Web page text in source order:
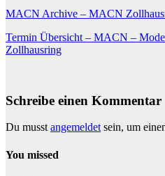
MACN Archive – MACN
Termin Übersicht – MACN –
Zollhausring
Schreibe einen Kommentar
Du musst angemeldet sein, um
You missed